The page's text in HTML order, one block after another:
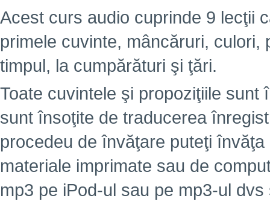
Acest curs audio cuprinde 9 lecţii
primele cuvinte, mâncăruri,
timpul, la cumpărături şi ţări.
Toate cuvintele şi propoziţiile
sunt însoţite de traducerea
procedeu de învăţare puteţi
materiale imprimate sau de
mp3 pe iPod-ul sau pe mp3-ul